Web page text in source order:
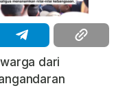
dari